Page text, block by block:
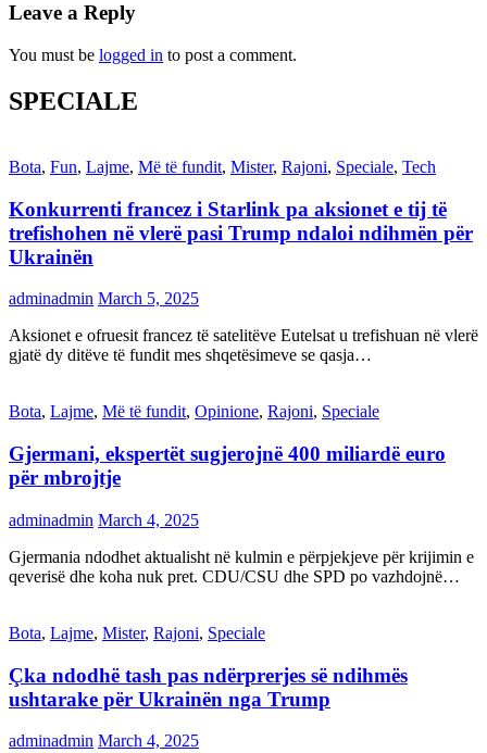
Leave a Reply
You must be logged in to post a comment.
SPECIALE
Bota, Fun, Lajme, Më të fundit, Mister, Rajoni, Speciale, Tech
Konkurrenti francez i Starlink pa aksionet e tij të
trefishohen në vlerë pasi Trump ndaloi ndihmën për
Ukrainën
adminadmin March 5, 2025
Aksionet e ofruesit francez të satelitëve Eutelsat u trefishuan në vlerë
gjatë dy ditëve të fundit mes shqetësimeve se qasja…
Bota, Lajme, Më të fundit, Opinione, Rajoni, Speciale
Gjermani, ekspertët sugjerojnë 400 miliardë euro
për mbrojtje
adminadmin March 4, 2025
Gjermania ndodhet aktualisht në kulmin e përpjekjeve për krijimin e
qeverisë dhe koha nuk pret. CDU/CSU dhe SPD po vazhdojnë…
Bota, Lajme, Mister, Rajoni, Speciale
Çka ndodhë tash pas ndërprerjes së ndihmës
ushtarake për Ukrainën nga Trump
adminadmin March 4, 2025